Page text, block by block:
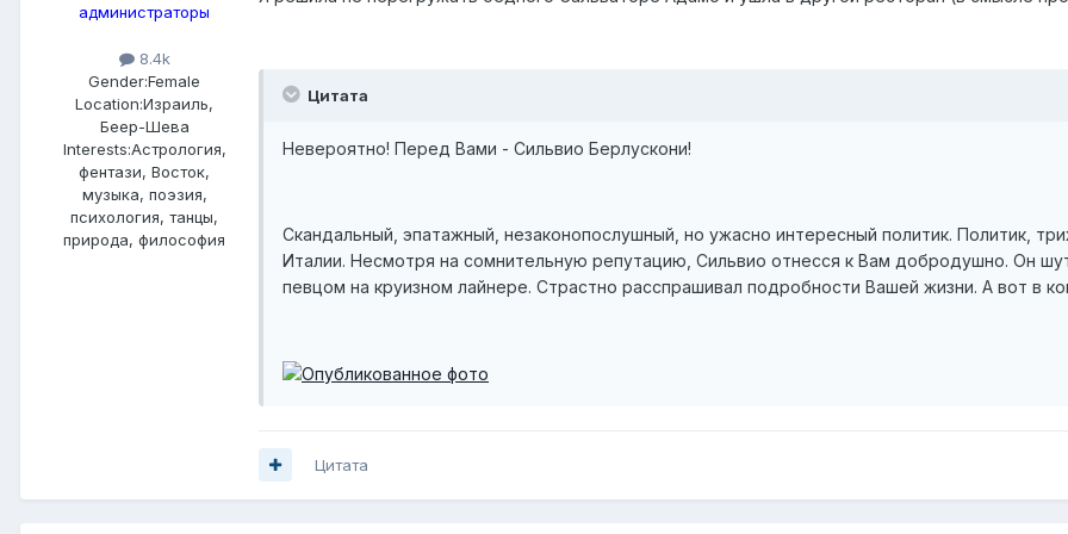
администраторы
8.4k
Gender:Female
Location:Израиль,
Беер-Шева
Interests:Астрология,
фентази, Восток,
музыка, поэзия,
психология, танцы,
природа, философия
Цитата
Невероятно! Перед Вами - Сильвио Берлускони!
Скандальный, эпатажный, незаконопослушный, но ужасно интересный политик. Политик,
Италии. Несмотря на сомнительную репутацию, Сильвио отнесся к Вам добродушно. Он
певцом на круизном лайнере. Страстно расспрашивал подробности Вашей жизни. А вот в
Цитата